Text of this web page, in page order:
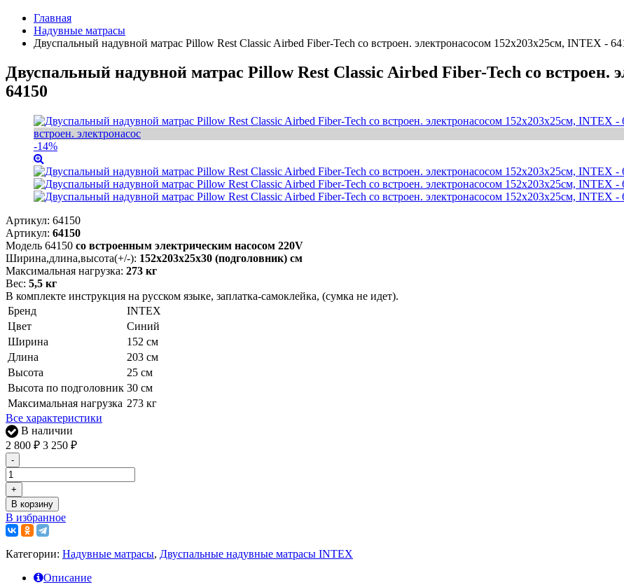
Главная
Надувные матрасы
Двуспальный надувной матрас Pillow Rest Classic Airbed Fiber-Tech со встроен. электронасосом 152х203х25см, INTEX -
Двуспальный надувной матрас Pillow Rest Classic Airbed Fiber-Tech со встроен.
64150
встроен. электронасос
-14%
Артикул: 64150
Артикул: 64150
Модель 64150 со встроенным электрическим насосом 220V
Ширина,длина,высота(+/-): 152х203х25х30 (подголовник) см
Максимальная нагрузка: 273 кг
Вес: 5,5 кг
В комплекте инструкция на русском языке, заплатка-самоклейка, (сумка не идет).
Бренд
INTEX
Цвет
Синий
Ширина
152 см
Длина
203 см
Высота
25 см
Высота по подголовник 30 см
Максимальная нагрузка 273 кг
Все характеристики
В наличии
2 800 ₽ 3 250 ₽
-
+
В корзину
В избранное
Категории: Надувные матрасы, Двуспальные надувные матрасы INTEX
Описание